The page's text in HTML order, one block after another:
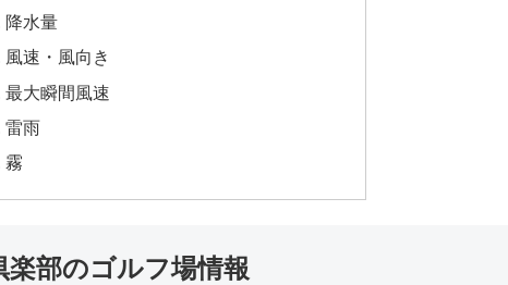
降水量
風速・風向き
最大瞬間風速
雷雨
霧
部のゴルフ場情報